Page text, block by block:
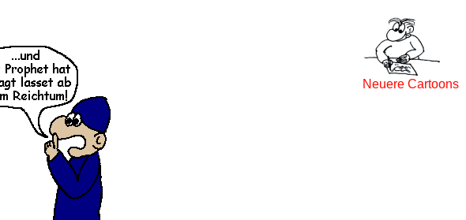
Neuere Cartoons